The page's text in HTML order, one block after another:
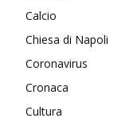
Calcio
Chiesa di Napoli
Coronavirus
Cronaca
Cultura